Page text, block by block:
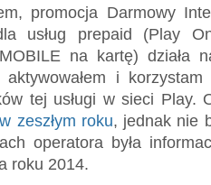
promocja Darmowy
usług prepaid (Play
na kartę) działa
i
tej usługi w sieci Play.
zeszłym roku, jednak nie
operatora była
roku 2014.